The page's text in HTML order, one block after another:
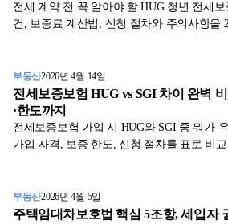
전세 계약 전 꼭 알아야 할 HUG 청년 전세
건, 보증료 계산법, 신청 절차와 주의사항을
부동산2026년 4월 14일
전세보증보험 HUG vs SGI 차이 완벽
·한도까지
전세보증보험 가입 시 HUG와 SGI 중 뭐가
가입 자격, 보증 한도, 신청 절차를 표로 비
부동산2026년 4월 5일
주택임대차보호법 핵심 5조항, 세입자